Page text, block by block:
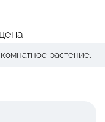
растение.